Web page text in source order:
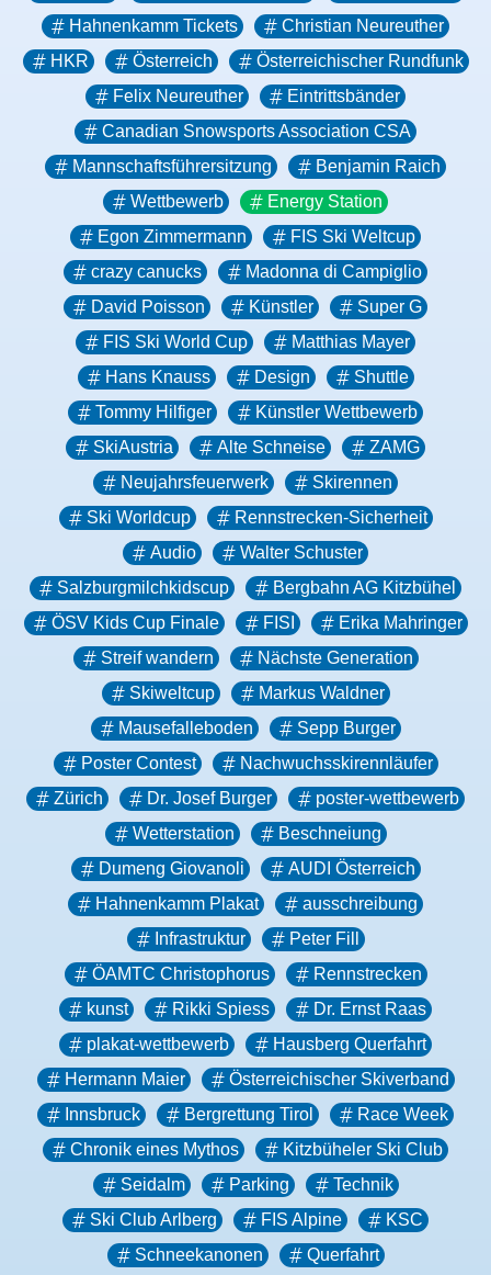
Hahnenkamm Tickets
Christian Neureuther
HKR
Österreich
Österreichischer Rundfunk
Felix Neureuther
Eintrittsbänder
Canadian Snowsports Association CSA
Mannschaftsführersitzung
Benjamin Raich
Wettbewerb
Energy Station
Egon Zimmermann
FIS Ski Weltcup
crazy canucks
Madonna di Campiglio
David Poisson
Künstler
Super G
FIS Ski World Cup
Matthias Mayer
Hans Knauss
Design
Shuttle
Tommy Hilfiger
Künstler Wettbewerb
SkiAustria
Alte Schneise
ZAMG
Neujahrsfeuerwerk
Skirennen
Ski Worldcup
Rennstrecken-Sicherheit
Audio
Walter Schuster
Salzburgmilchkidscup
Bergbahn AG Kitzbühel
ÖSV Kids Cup Finale
FISI
Erika Mahringer
Streif wandern
Nächste Generation
Skiweltcup
Markus Waldner
Mausefalleboden
Sepp Burger
Poster Contest
Nachwuchsskirennläufer
Zürich
Dr. Josef Burger
poster-wettbewerb
Wetterstation
Beschneiung
Dumeng Giovanoli
AUDI Österreich
Hahnenkamm Plakat
ausschreibung
Infrastruktur
Peter Fill
ÖAMTC Christophorus
Rennstrecken
kunst
Rikki Spiess
Dr. Ernst Raas
plakat-wettbewerb
Hausberg Querfahrt
Hermann Maier
Österreichischer Skiverband
Innsbruck
Bergrettung Tirol
Race Week
Chronik eines Mythos
Kitzbüheler Ski Club
Seidalm
Parking
Technik
Ski Club Arlberg
FIS Alpine
KSC
Schneekanonen
Querfahrt